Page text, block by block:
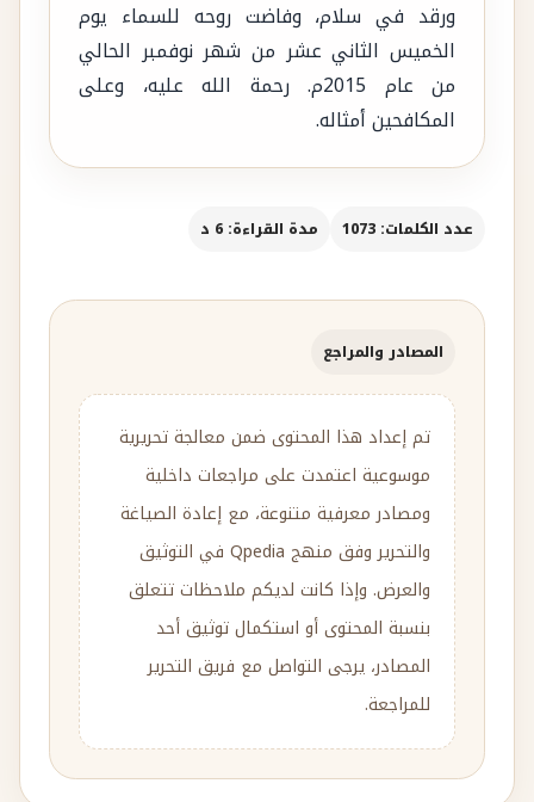
ورقد في سلام، وفاضت روحه للسماء يوم
الخميس الثاني عشر من شهر نوفمبر الحالي
من عام 2015م. رحمة الله عليه، وعلى
المكافحين أمثاله.
عدد الكلمات: 1073 مدة القراءة: 6 د
المصادر والمراجع
تم إعداد هذا المحتوى ضمن معالجة تحريرية
موسوعية اعتمدت على مراجعات داخلية
ومصادر معرفية متنوعة، مع إعادة الصياغة
والتحرير وفق منهج Qpedia في التوثيق
والعرض. وإذا كانت لديكم ملاحظات تتعلق
بنسبة المحتوى أو استكمال توثيق أحد
المصادر، يرجى التواصل مع فريق التحرير
للمراجعة.